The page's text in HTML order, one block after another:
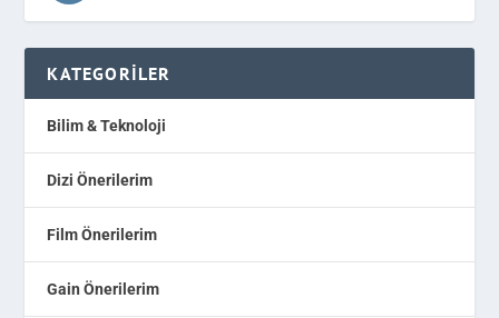
KATEGORILER
Bilim & Teknoloji
Dizi Önerilerim
Film Önerilerim
Gain Önerilerim